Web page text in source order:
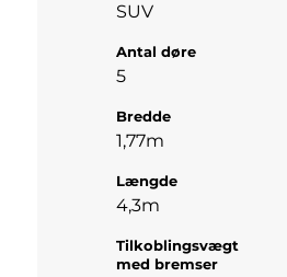
SUV
Antal døre
5
Bredde
1,77m
Længde
4,3m
Tilkoblingsvægt
med bremser